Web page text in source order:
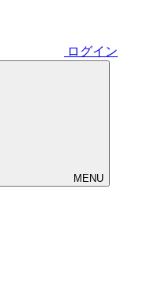
ログイン
MENU